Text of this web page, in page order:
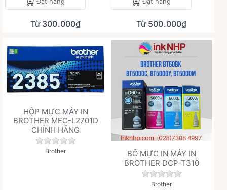
Từ 300.000₫ Từ 500.000₫
HỘP MỰC MÁY IN
BROTHER MFC-L2701D
CHÍNH HÃNG
Chưa có đánh giá nào cho sản phẩm này.
Brother
BỘ MỰC IN MÁY IN
BROTHER DCP-T310
Chưa có đánh giá
Brother